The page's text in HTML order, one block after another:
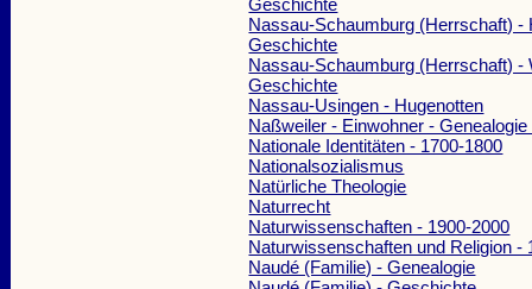
Nassau-Schaumburg (Herrschaft) -
Geschichte
Nassau-Schaumburg (Herrschaft) -
Geschichte
Nassau-Usingen - Hugenotten
Naßweiler - Einwohner -
Nationale Identitäten - 1700-1800
Nationalsozialismus
Natürliche Theologie
Naturrecht
Naturwissenschaften - 1900-2000
Naturwissenschaften und Religion -
Naudé (Familie) - Genealogie